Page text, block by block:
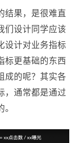
结果，是很难直
们设计同学应该
设计对业务指标
标更基础的东西
成的呢？其实各
，通常都是通过